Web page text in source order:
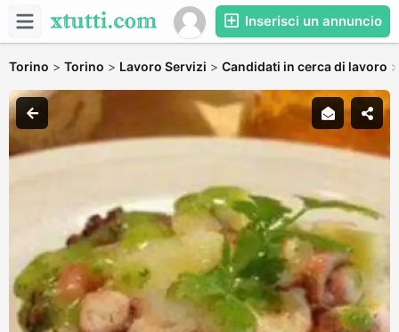
Inserisci un annuncio
Torino > Torino > Lavoro Servizi > Candidati in cerca di lavoro